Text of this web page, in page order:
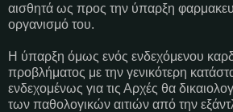
αισθητά ως προς την ύπαρξη
οργανισμό του.
Η ύπαρξη όμως ενός ενδεχόμενου
προβλήματος με την γενικότερη
ενδεχομένως για τις Αρχές θα
των παθολογικών αιτιών από την